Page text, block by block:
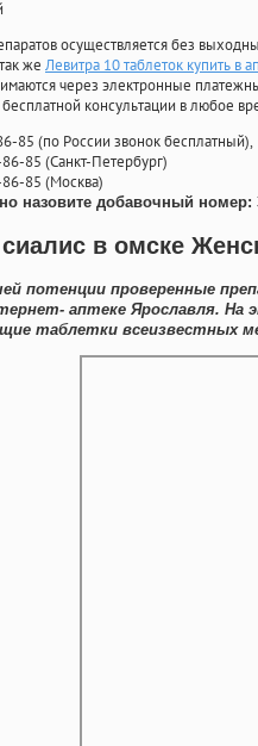
осуществляется без
же Левитра 10 таблеток купить в
через электронные
бесплатной консультации в любое
85 (по России звонок бесплатный),
85 (Санкт-Петербург)
85 (Москва)
назовите добавочный номер:
в омске
потенции проверенные
аптеке Ярославля.
таблетки всеизвестных